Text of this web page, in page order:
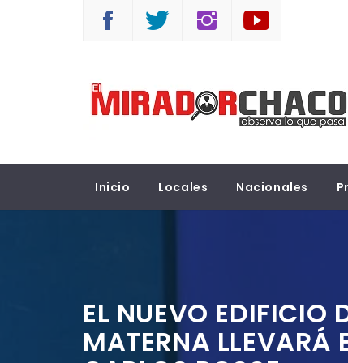
EL MIRADOR CHACO
Inicio Locales Nacionales
EL NUEVO EDIFICIO
MATERNA LLEVARÁ